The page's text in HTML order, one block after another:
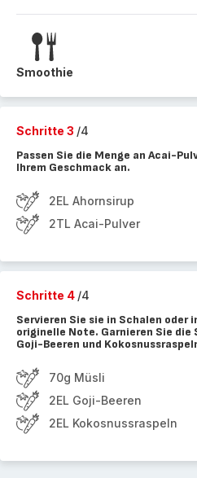
Smoothie
Schritte 3 /4
Passen Sie die Menge an Acai-
Ihrem Geschmack an.
2EL Ahornsirup
2TL Acai-Pulver
Schritte 4 /4
Servieren Sie sie in Schalen
originelle Note. Garnieren Sie
Goji-Beeren und
70g Müsli
2EL Goji-Beeren
2EL Kokosnussraspeln